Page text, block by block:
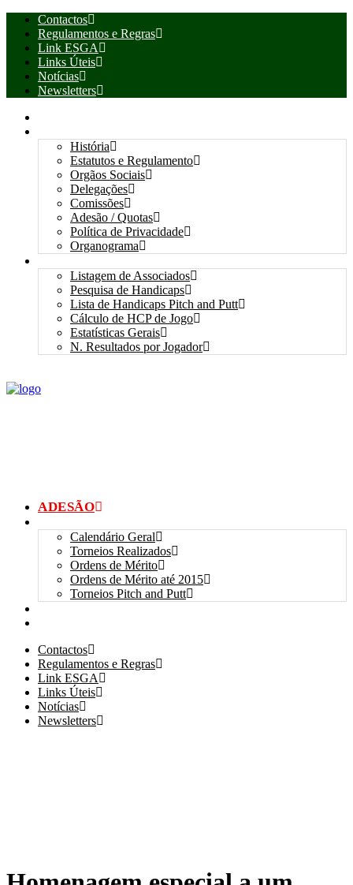
Contactos
Regulamentos e Regras
Link ESGA
Links Úteis
Notícias
Newsletters
História
Estatutos e Regulamento
Orgãos Sociais
Delegações
Comissões
Adesão / Quotas
Política de Privacidade
Organograma
Listagem de Associados
Pesquisa de Handicaps
Lista de Handicaps Pitch and Putt
Cálculo de HCP de Jogo
Estatísticas Gerais
N. Resultados por Jogador
ADESÃO
Calendário Geral
Torneios Realizados
Ordens de Mérito
Ordens de Mérito até 2015
Torneios Pitch and Putt
Contactos
Regulamentos e Regras
Link ESGA
Links Úteis
Notícias
Newsletters